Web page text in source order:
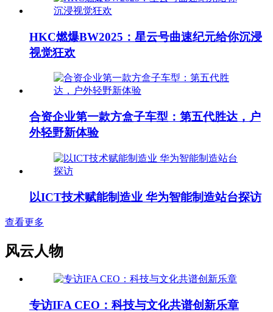
HKC燃爆BW2025：星云号曲速纪元给你沉浸
视觉狂欢
合资企业第一款方盒子车型：第五代胜达，户
外轻野新体验
以ICT技术赋能制造业 华为智能制造站台探访
查看更多
风云人物
专访IFA CEO：科技与文化共谱创新乐章